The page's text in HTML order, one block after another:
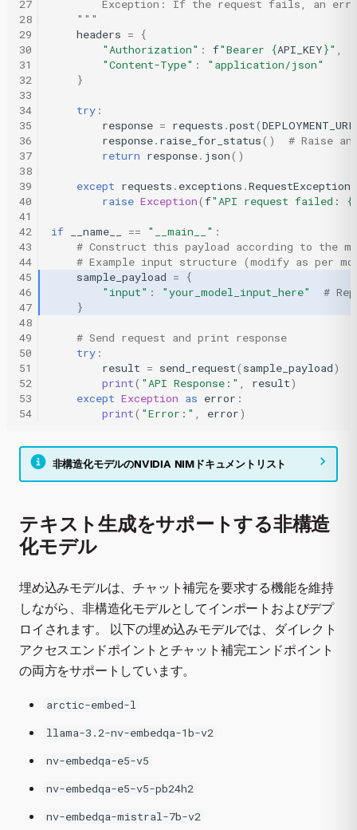
27
28
29
30
31
32
33
34
35
36
37
38
39
40
41
42
43
44
45
46
47
48
49
50
51
52
53
54
Exception: If the request fails, an
    """
headers =
{
"Authorization" : f"Bearer {API_KEY}" ,
"Content-Type" :
"application/json"
}
try :
response = requests .post(DEPLOYMENT_URL
response. raise_for_status()
# Raise
return response. json()
except requests . exceptions .RequestException
raise Exception(f"API request failed: {
if __name__ == "__main__" :
# Construct this payload according to the
# Example input structure (modify as per
sample_payload =
{
"input" : "your_model_input_here"
#
}
# Send request and print response
try :
result = send_request( sample_payload)
print( "API Response:" , result)
except Exception as error :
print( "Error:" , error)
非構造化モデルのNVIDIA NIMドキュメントリスト
テキスト生成をサポートする非構造
化モデル
埋め込みモデルは、チャット補完を要求する機能を維持
しながら、非構造化モデルとしてインポートおよびデプ
ロイされます。 以下の埋め込みモデルでは、ダイレクト
アクセスエンドポイントとチャット補完エンドポイント
の両方をサポートしています。
arctic-embed-l
llama-3.2-nv-embedqa-1b-v2
nv-embedqa-e5-v5
nv-embedqa-e5-v5-pb24h2
nv-embedqa-mistral-7b-v2